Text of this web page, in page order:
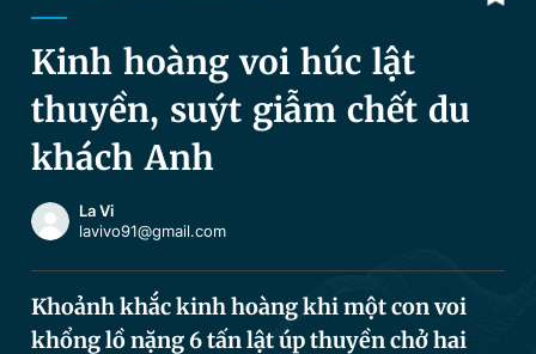
Video Magazine
Sản phẩm khác
Kinh hoàng voi húc lật
thuyền, suýt giẫm chết du
khách Anh
La Vi
lavivo91@gmail.com
Khoảnh khắc kinh hoàng khi một con voi
khổng lồ nặng 6 tấn lật úp thuyền chở hai